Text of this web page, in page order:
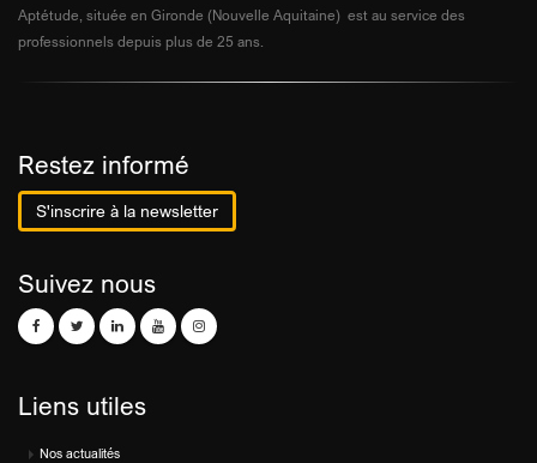
Aptétude, située en Gironde (Nouvelle Aquitaine) est au service des
professionnels depuis plus de 25 ans.
Restez informé
S'inscrire à la newsletter
Suivez nous
Liens utiles
Nos actualités